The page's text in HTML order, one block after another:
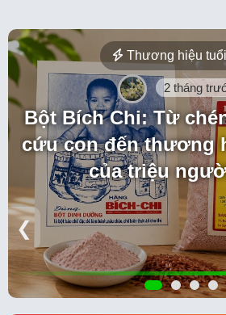
Thương hiệu
2 tháng
Bột Bích Chi: Từ
cứu con đến thương
của triệu
❮